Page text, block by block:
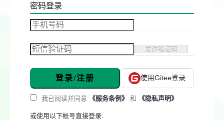
密码登录
发送验证码
登录/注册 使用Gitee登录
我已阅读并同意 《服务条例》 和 《隐私声明》
或使用以下帐号直接登录: